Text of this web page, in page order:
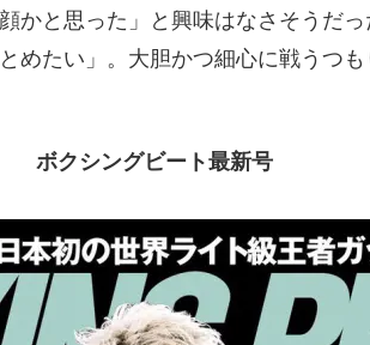
かと思った」と興味はなさそうだ
めたい」。大胆かつ細心に戦うつも
ボクシングビート最新号